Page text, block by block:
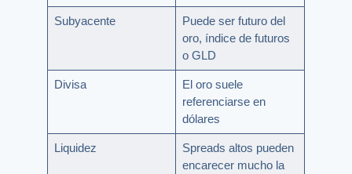
Subyacente
Puede ser futuro del
oro, índice de futuros
o GLD
Divisa
El oro suele
referenciarse en
dólares
Liquidez
Spreads altos pueden
encarecer mucho la